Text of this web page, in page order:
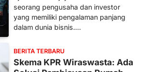
seorang pengusaha dan investor
yang memiliki pengalaman panjang
dalam dunia bisnis.…
BERITA TERBARU
Skema KPR Wiraswasta: Ada